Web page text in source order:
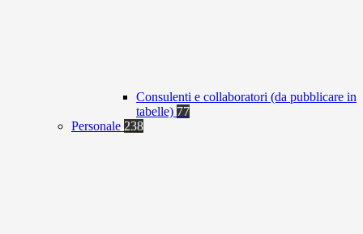
Consulenti e collaboratori (da pubblicare in
tabelle) 77
Personale 238